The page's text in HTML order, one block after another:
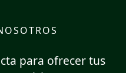
para ofrecer tus